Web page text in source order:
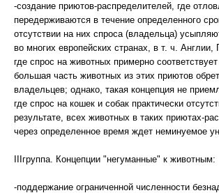
-создание приютов-распределителей, где
передерживаются в течение определенного
отсутствии на них спроса (владельца)
во многих европейских странах, в т. ч.
где спрос на животных примерно
большая часть животных из этих приютов
владельцев; однако, такая концепция не
где спрос на кошек и собак практически
результате, всех животных в таких приютах-
через определенное время ждет неминуемое
IIIгруппа. Концепции "негуманные" к животным:
-поддержание ограниченной численности